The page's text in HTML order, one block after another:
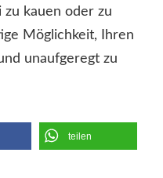
kauen oder zu
Möglichkeit, Ihren
unaufgeregt zu
teilen